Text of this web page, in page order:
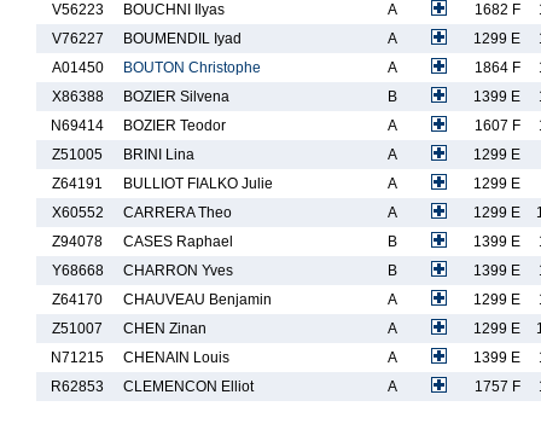
V56223
BOUCHNI Ilyas A 1682 F
V76227
BOUMENDIL Iyad A 1299 E
A01450
BOUTON Christophe A 1864 F
X86388
BOZIER Silvena B 1399 E
N69414
BOZIER Teodor A 1607 F
Z51005
BRINI Lina A
1299 E
Z64191
BULLIOT FIALKO Julie A
1299 E
X60552
CARRERA Theo A 1299 E
Z94078
CASES Raphael B 1399 E
Y68668
CHARRON Yves B 1399 E
Z64170
CHAUVEAU Benjamin A 1299 E
Z51007
CHEN Zinan A 1299 E
N71215
CHENAIN Louis A 1399 E
R62853
CLEMENCON Elliot A 1757 F